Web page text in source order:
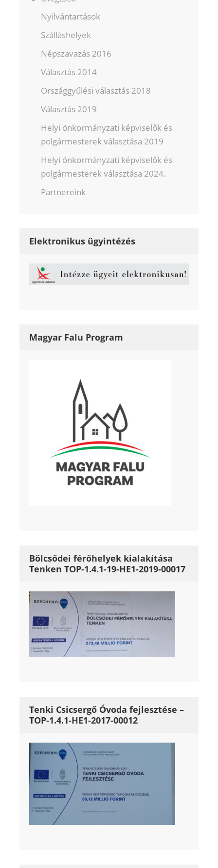
Nyilvántartások
Szálláshelyek
Népszavazás 2016
Választás 2014
Országgyűlési választás 2018
Választás 2019
Helyi önkormányzati képviselők és
polgármesterek választása 2019
Helyi önkormányzati képviselők és
polgármesterek választása 2024.
Partnereink
Elektronikus ügyintézés
Magyar Falu Program
Bölcsődei férőhelyek kialakítása
Tenken TOP-1.4.1-19-HE1-2019-00017
Tenki Csicsergő Óvoda fejlesztése –
TOP-1.4.1-HE1-2017-00012